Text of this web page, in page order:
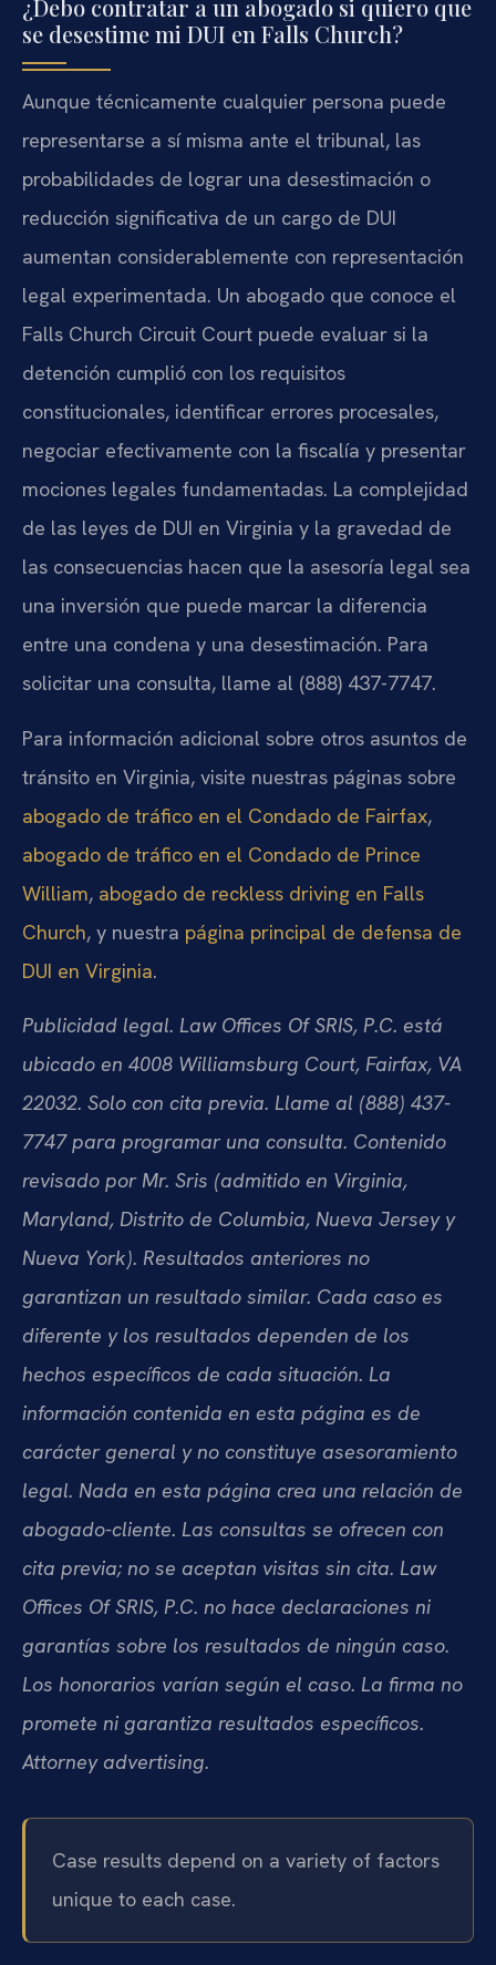
¿Debo contratar a un abogado si quiero que
se desestime mi DUI en Falls Church?
Aunque técnicamente cualquier persona puede
representarse a sí misma ante el tribunal, las
probabilidades de lograr una desestimación o
reducción significativa de un cargo de DUI
aumentan considerablemente con representación
legal experimentada. Un abogado que conoce el
Falls Church Circuit Court puede evaluar si la
detención cumplió con los requisitos
constitucionales, identificar errores procesales,
negociar efectivamente con la fiscalía y presentar
mociones legales fundamentadas. La complejidad
de las leyes de DUI en Virginia y la gravedad de
las consecuencias hacen que la asesoría legal sea
una inversión que puede marcar la diferencia
entre una condena y una desestimación. Para
solicitar una consulta, llame al (888) 437-7747.
Para información adicional sobre otros asuntos de
tránsito en Virginia, visite nuestras páginas sobre
abogado de tráfico en el Condado de Fairfax,
abogado de tráfico en el Condado de Prince
William, abogado de reckless driving en Falls
Church, y nuestra página principal de defensa de
DUI en Virginia.
Publicidad legal. Law Offices Of SRIS, P.C. está
ubicado en 4008 Williamsburg Court, Fairfax, VA
22032. Solo con cita previa. Llame al (888) 437-
7747 para programar una consulta. Contenido
revisado por Mr. Sris (admitido en Virginia,
Maryland, Distrito de Columbia, Nueva Jersey y
Nueva York). Resultados anteriores no
garantizan un resultado similar. Cada caso es
diferente y los resultados dependen de los
hechos específicos de cada situación. La
información contenida en esta página es de
carácter general y no constituye asesoramiento
legal. Nada en esta página crea una relación de
abogado-cliente. Las consultas se ofrecen con
cita previa; no se aceptan visitas sin cita. Law
Offices Of SRIS, P.C. no hace declaraciones ni
garantías sobre los resultados de ningún caso.
Los honorarios varían según el caso. La firma no
promete ni garantiza resultados específicos.
Attorney advertising.
Case results depend on a variety of factors
unique to each case.